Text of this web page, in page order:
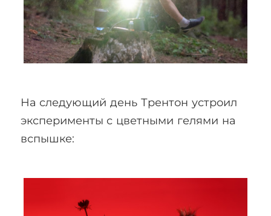
На следующий день Трентон устроил
эксперименты с цветными гелями на
вспышке: